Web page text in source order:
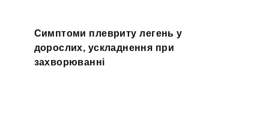
Симптоми плевриту легень у
дорослих, ускладнення при
захворюванні